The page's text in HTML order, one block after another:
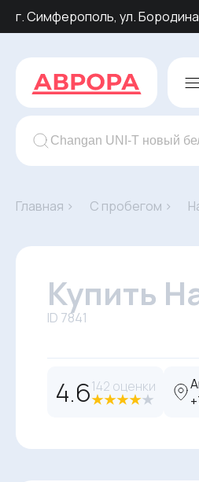
г. Симферополь, ул.
Главная › С пробегом ›
Купить
ID 7841
4.6142 оценки